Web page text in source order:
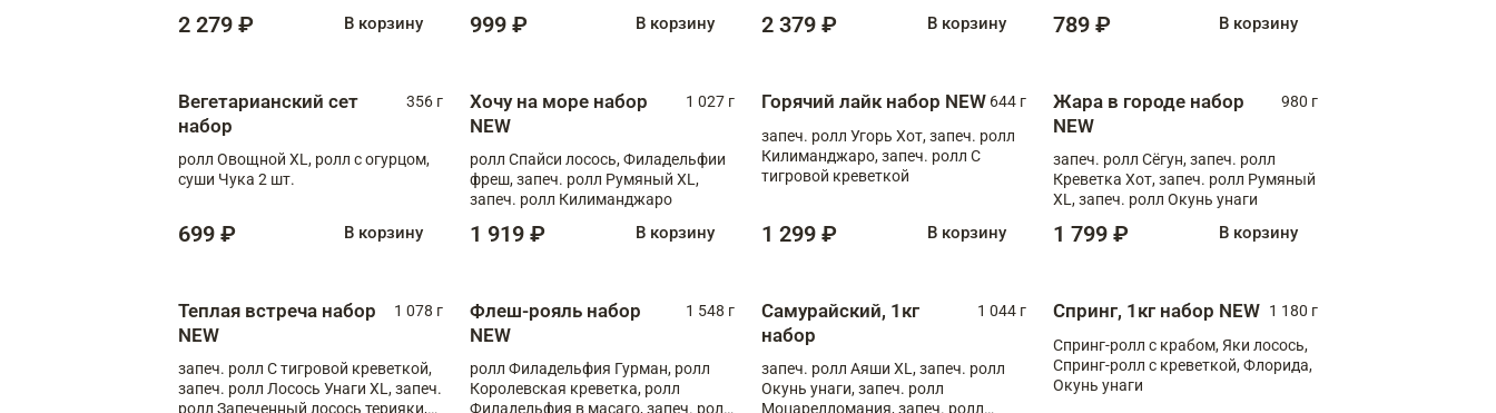
2 279 ₽ В корзину 999 ₽ В корзину
Медовая креветка
2 379 ₽ В корзину 789 ₽ В корзину
Вегетарианский сет
набор
356 г
ролл Овощной XL, ролл с огурцом,
суши Чука 2 шт.
699 ₽ В корзину
Хочу на море набор
NEW
1 027 г
ролл Спайси лосось, Филадельфии
фреш, запеч. ролл Румяный XL,
запеч. ролл Килиманджаро
1 919 ₽ В корзину
Горячий лайк набор NEW 644 г
запеч. ролл Угорь Хот, запеч. ролл
Килиманджаро, запеч. ролл С
тигровой креветкой
1 299 ₽ В корзину
Жара в городе набор
NEW
980 г
запеч. ролл Сёгун, запеч. ролл
Креветка Хот, запеч. ролл Румяный
XL, запеч. ролл Окунь унаги
1 799 ₽ В корзину
Теплая встреча набор
NEW
1 078 г
запеч. ролл С тигровой креветкой,
запеч. ролл Лосось Унаги XL, запеч.
ролл Запеченный лосось терияки,
Флеш-рояль набор
NEW
1 548 г
ролл Филадельфия Гурман, ролл
Королевская креветка, ролл
Филадельфия в масаго, запеч. ролл
Самурайский, 1кг
набор
1 044 г
запеч. ролл Аяши XL, запеч. ролл
Окунь унаги, запеч. ролл
Моцарелломания, запеч. ролл
Спринг, 1кг набор NEW 1 180 г
Спринг-ролл с крабом, Яки лосось,
Спринг-ролл с креветкой, Флорида,
Окунь унаги